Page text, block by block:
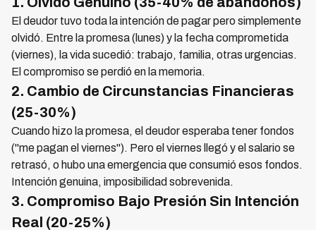
El deudor tuvo toda la intención de pagar pero simplemente
olvidó. Entre la promesa (lunes) y la fecha comprometida
(viernes), la vida sucedió: trabajo, familia, otras urgencias.
El compromiso se perdió en la memoria.
2. Cambio de Circunstancias Financieras
(25-30%)
Cuando hizo la promesa, el deudor esperaba tener fondos
("me pagan el viernes"). Pero el viernes llegó y el salario se
retrasó, o hubo una emergencia que consumió esos fondos.
Intención genuina, imposibilidad sobrevenida.
3. Compromiso Bajo Presión Sin Intención
Real (20-25%)